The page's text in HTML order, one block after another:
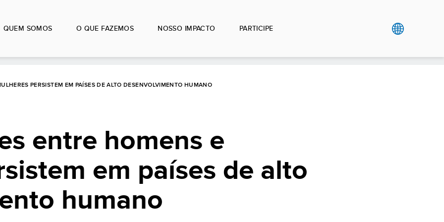
QUEM SOMOS O QUE FAZEMOS NOSSO IMPACTO PARTICIPE
PERSISTEM EM PAÍSES DE ALTO DESENVOLVIMENTO HUMANO
entre homens e
em países de alto
humano